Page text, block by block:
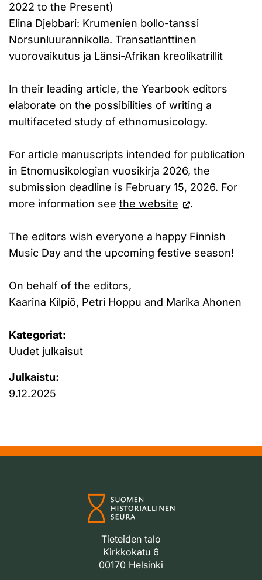
2022 to the Present)
Elina Djebbari: Krumenien bollo-tanssi
Norsunluurannikolla. Transatlanttinen
vuorovaikutus ja Länsi-Afrikan kreolikatrillit
In their leading article, the Yearbook editors
elaborate on the possibilities of writing a
multifaceted study of ethnomusicology.
For article manuscripts intended for publication
in Etnomusikologian vuosikirja 2026, the
submission deadline is February 15, 2026. For
more information see the website .
The editors wish everyone a happy Finnish
Music Day and the upcoming festive season!
On behalf of the editors,
Kaarina Kilpiö, Petri Hoppu and Marika Ahonen
Kategoriat:
Uudet julkaisut
Julkaistu:
9.12.2025
Tieteiden talo
Kirkkokatu 6
00170 Helsinki